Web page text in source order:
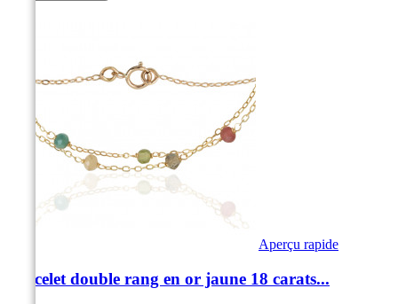
Aperçu rapide
Bracelet double rang en or jaune 18 carats...